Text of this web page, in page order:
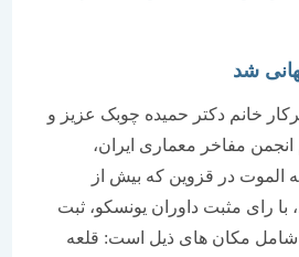
خانم دکتر حمیده چوبک عزیز و
مفاخر معماری ایران،
در قزوین که بیش از
مثبت داوران یونسکو، ثبت
مکان های ذیل است: قلعه